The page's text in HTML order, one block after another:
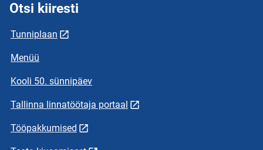
Otsi kiiresti
Tunniplaan
Menüü
Kooli 50. sünnipäev
Tallinna linnatöötaja portaal
Tööpakkumised